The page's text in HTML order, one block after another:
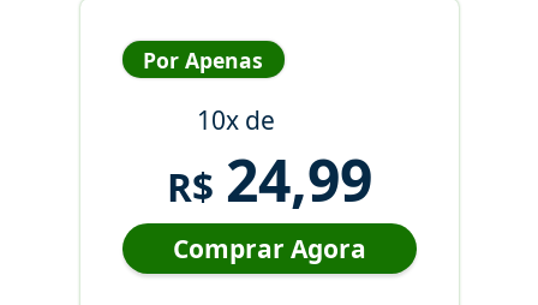
Por Apenas
10x de
R$ 24,99
Comprar Agora